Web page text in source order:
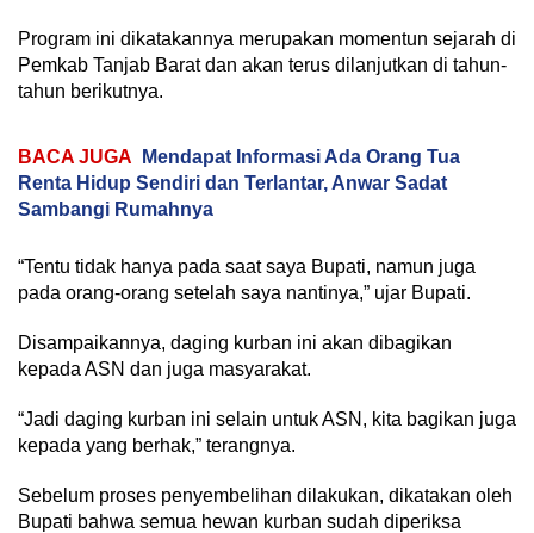
Program ini dikatakannya merupakan momentun sejarah di
Pemkab Tanjab Barat dan akan terus dilanjutkan di tahun-
tahun berikutnya.
BACA JUGA
Mendapat Informasi Ada Orang Tua
Renta Hidup Sendiri dan Terlantar, Anwar Sadat
Sambangi Rumahnya
“Tentu tidak hanya pada saat saya Bupati, namun juga
pada orang-orang setelah saya nantinya,” ujar Bupati.
Disampaikannya, daging kurban ini akan dibagikan
kepada ASN dan juga masyarakat.
“Jadi daging kurban ini selain untuk ASN, kita bagikan juga
kepada yang berhak,” terangnya.
Sebelum proses penyembelihan dilakukan, dikatakan oleh
Bupati bahwa semua hewan kurban sudah diperiksa